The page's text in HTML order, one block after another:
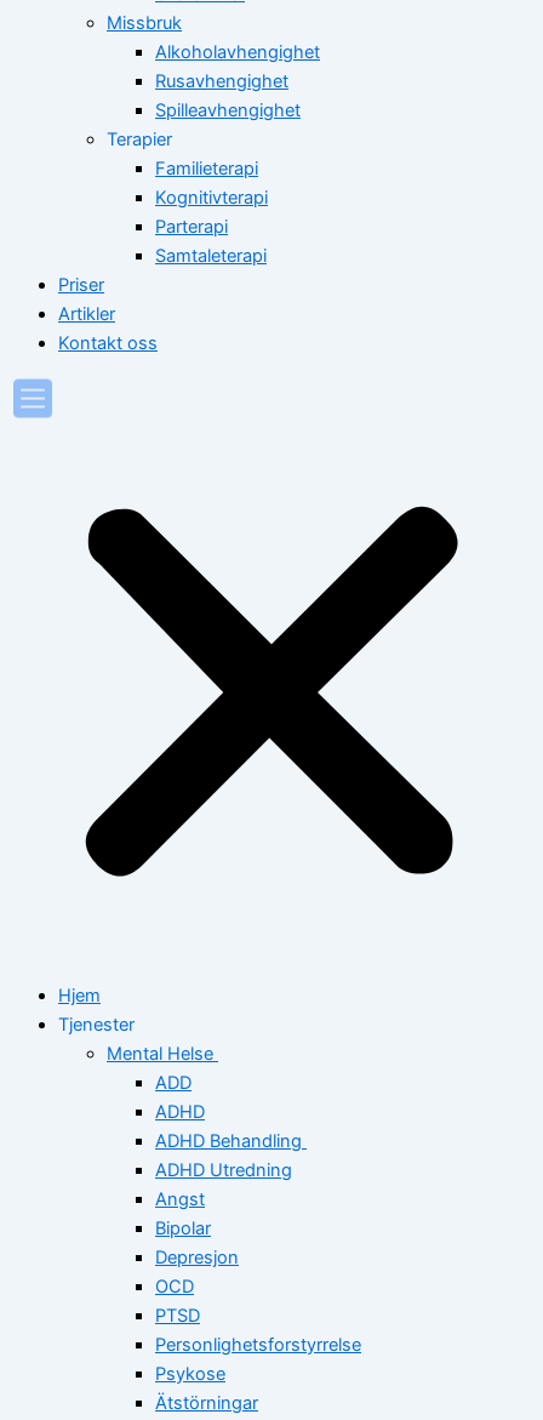
Missbruk
Alkoholavhengighet
Rusavhengighet
Spilleavhengighet
Terapier
Familieterapi
Kognitivterapi
Parterapi
Samtaleterapi
Priser
Artikler
Kontakt oss
Hjem
Tjenester
Mental Helse
ADD
ADHD
ADHD Behandling
ADHD Utredning
Angst
Bipolar
Depresjon
OCD
PTSD
Personlighetsforstyrrelse
Psykose
Ätstörningar